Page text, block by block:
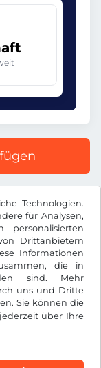
Technologien.
für Analysen,
Drittanbietern
Informationen
die in
sind. Mehr
uns und Dritte
. Sie können die
über Ihre